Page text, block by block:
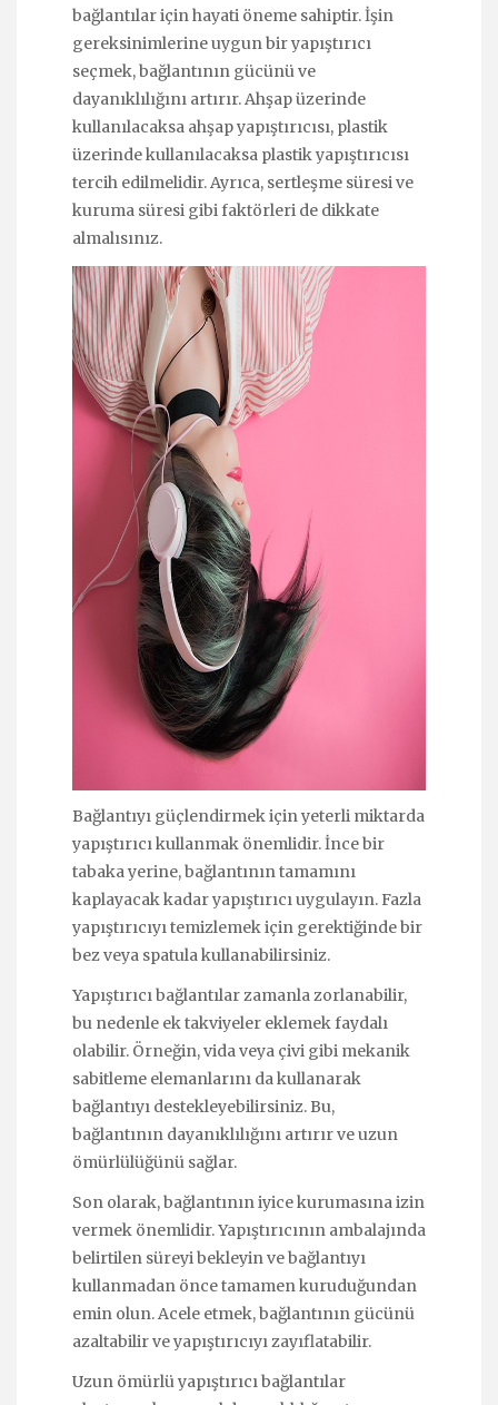
bağlantılar için hayati öneme sahiptir. İşin
gereksinimlerine uygun bir yapıştırıcı
seçmek, bağlantının gücünü ve
dayanıklılığını artırır. Ahşap üzerinde
kullanılacaksa ahşap yapıştırıcısı, plastik
üzerinde kullanılacaksa plastik yapıştırıcısı
tercih edilmelidir. Ayrıca, sertleşme süresi ve
kuruma süresi gibi faktörleri de dikkate
almalısınız.
Bağlantıyı güçlendirmek için yeterli miktarda
yapıştırıcı kullanmak önemlidir. İnce bir
tabaka yerine, bağlantının tamamını
kaplayacak kadar yapıştırıcı uygulayın. Fazla
yapıştırıcıyı temizlemek için gerektiğinde bir
bez veya spatula kullanabilirsiniz.
Yapıştırıcı bağlantılar zamanla zorlanabilir,
bu nedenle ek takviyeler eklemek faydalı
olabilir. Örneğin, vida veya çivi gibi mekanik
sabitleme elemanlarını da kullanarak
bağlantıyı destekleyebilirsiniz. Bu,
bağlantının dayanıklılığını artırır ve uzun
ömürlülüğünü sağlar.
Son olarak, bağlantının iyice kurumasına izin
vermek önemlidir. Yapıştırıcının ambalajında
belirtilen süreyi bekleyin ve bağlantıyı
kullanmadan önce tamamen kuruduğundan
emin olun. Acele etmek, bağlantının gücünü
azaltabilir ve yapıştırıcıyı zayıflatabilir.
Uzun ömürlü yapıştırıcı bağlantılar